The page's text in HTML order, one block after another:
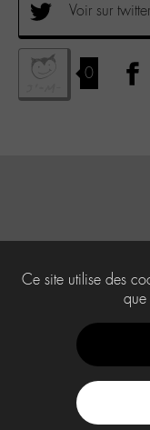
Voir sur twitter
0
Ce site utilise des
que